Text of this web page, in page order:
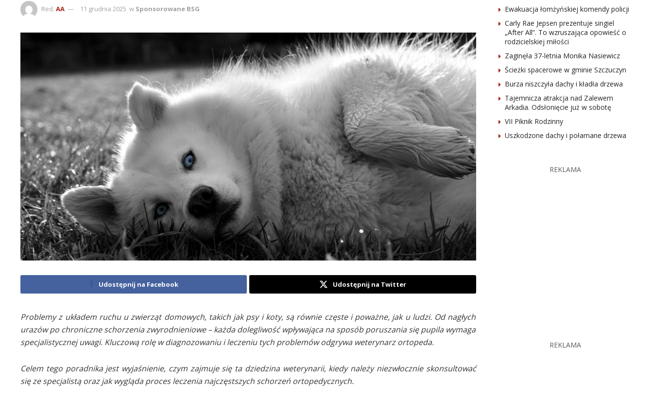
Red. AA 11 grudnia 2025 w Sponsorowane BSG
Udostępnij na Facebook Udostępnij na Twitter
Problemy z układem ruchu u zwierząt domowych, takich jak psy i koty, są równie częste i poważne, jak u ludzi. Od nagłych
urazów po chroniczne schorzenia zwyrodnieniowe – każda dolegliwość wpływająca na sposób poruszania się pupila wymaga
specjalistycznej uwagi. Kluczową rolę w diagnozowaniu i leczeniu tych problemów odgrywa weterynarz ortopeda.
Celem tego poradnika jest wyjaśnienie, czym zajmuje się ta dziedzina weterynarii, kiedy należy niezwłocznie skonsultować
się ze specjalistą oraz jak wygląda proces leczenia najczęstszych schorzeń ortopedycznych.
Ewakuacja łomżyńskiej komendy policji
Carly Rae Jepsen prezentuje singiel
„After All”. To wzruszająca opowieść o
rodzicielskiej miłości
Zaginęła 37-letnia Monika Nasiewicz
Ścieżki spacerowe w gminie Szczuczyn
Burza niszczyła dachy i kładła drzewa
Tajemnicza atrakcja nad Zalewem
Arkadia. Odsłonięcie już w sobotę
VII Piknik Rodzinny
Uszkodzone dachy i połamane drzewa
REKLAMA
REKLAMA